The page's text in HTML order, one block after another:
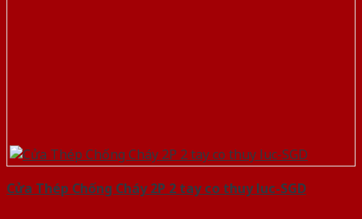
Cửa Thép Chống Cháy 2P 2 tay co thuy luc-SGD